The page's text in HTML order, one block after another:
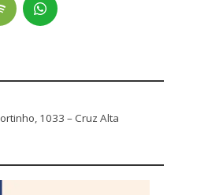
1033 – Cruz Alta